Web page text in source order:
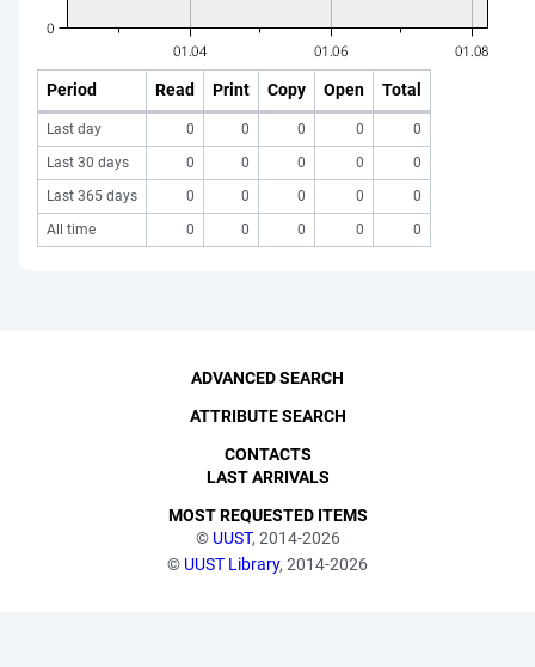
Period Read Print Copy Open Total
Last day 0 0 0 0
0
Last 30 days
0 0 0 0
0
Last 365 days
0 0 0 0
0
All time
0 0 0 0 0
© UUST, 2014-2026
© UUST Library, 2014-2026
ADVANCED SEARCH
ATTRIBUTE SEARCH
CONTACTS
LAST ARRIVALS
MOST REQUESTED ITEMS